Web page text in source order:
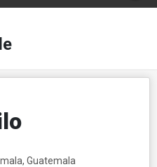
Guatemala